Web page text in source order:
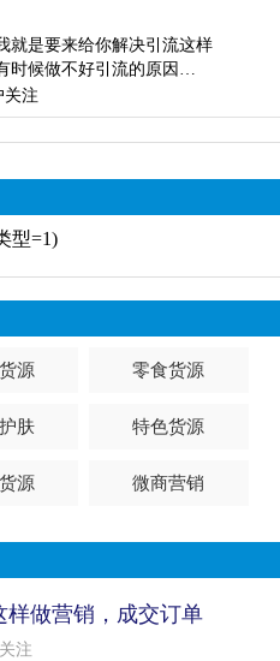
就是要来给你解决引流这样
时候做不好引流的原因…
关注
型=1)
源 零食货源
肤 特色货源
源 微商营销
样做营销，成交订单
注